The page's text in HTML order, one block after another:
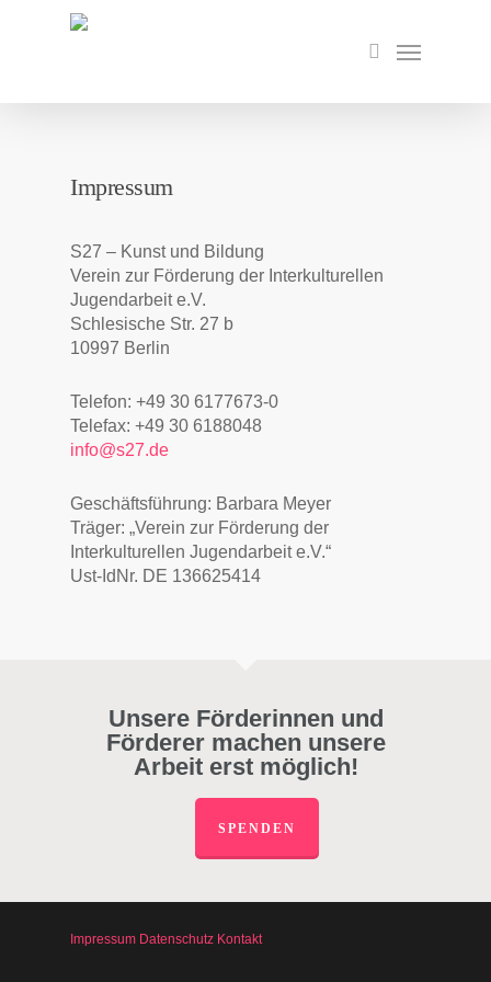
search
Menu
Impressum
S27 – Kunst und Bildung
Verein zur Förderung der Interkulturellen
Jugendarbeit e.V.
Schlesische Str. 27 b
10997 Berlin
Telefon: +49 30 6177673-0
Telefax: +49 30 6188048
info@s27.de
Geschäftsführung: Barbara Meyer
Träger: „Verein zur Förderung der
Interkulturellen Jugendarbeit e.V.“
Ust-IdNr. DE 136625414
Unsere Förderinnen und
Förderer machen unsere
Arbeit erst möglich!
SPENDEN
Impressum Datenschutz Kontakt